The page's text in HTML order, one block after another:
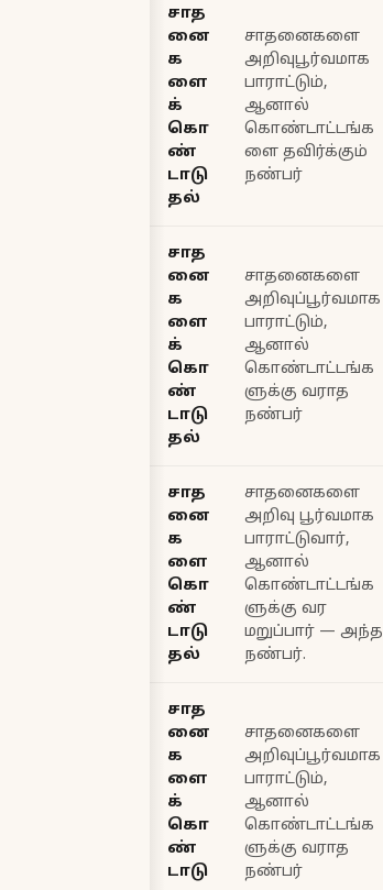
சாத
னை
க
ளை
க்
கொ
ண்
டாடு
தல்
சாதனைகளை
அறிவுபூர்வமாக
பாராட்டும்,
ஆனால்
கொண்டாட்டங்க
ளை தவிர்க்கும்
நண்பர்
சாத
னை
க
ளை
க்
கொ
ண்
டாடு
தல்
சாதனைகளை
அறிவுப்பூர்வமாக
பாராட்டும்,
ஆனால்
கொண்டாட்டங்க
ளுக்கு வராத
நண்பர்
சாத
னை
க
ளை
கொ
ண்
டாடு
தல்
சாதனைகளை
அறிவு பூர்வமாக
பாராட்டுவார்,
ஆனால்
கொண்டாட்டங்க
ளுக்கு வர
மறுப்பார் — அந்த
நண்பர்.
சாத
னை
க
ளை
க்
கொ
ண்
டாடு
சாதனைகளை
அறிவுப்பூர்வமாக
பாராட்டும்,
ஆனால்
கொண்டாட்டங்க
ளுக்கு வராத
நண்பர்